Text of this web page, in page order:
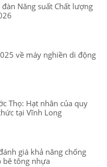
Năng suất Chất lượng
về máy nghiền di động
Thọ: Hạt nhân của quy
tại Vĩnh Long
giá khả năng chống
tông nhựa